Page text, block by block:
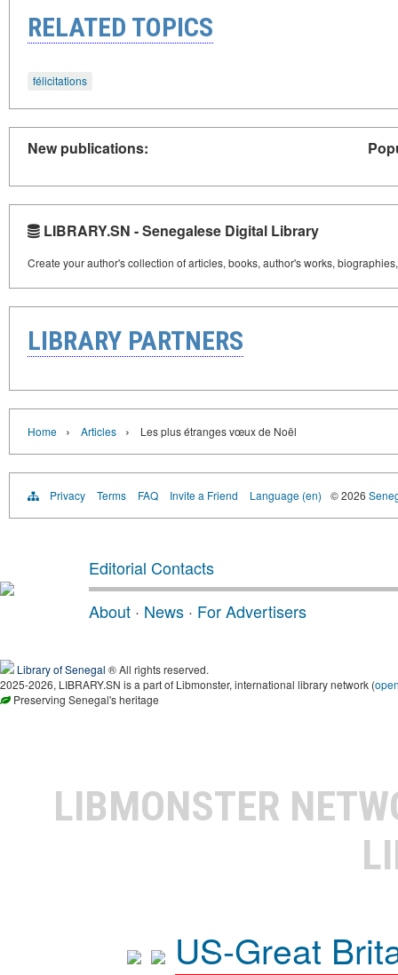
RELATED TOPICS
félicitations
New publications:
LIBRARY.SN - Senegalese Digital Library
Create your author's collection of articles, books, author's works,
LIBRARY PARTNERS
Home › Articles › Les plus étranges vœux de Noël
Privacy Terms FAQ Invite a Friend Language (en) © 2026
Editorial Contacts
About · News · For Advertisers
Library of Senegal ® All rights reserved.
2025-2026, LIBRARY.SN is a part of Libmonster, international library network (
Preserving Senegal's heritage
LIBMONSTER
US-Great